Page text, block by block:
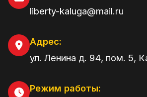
liberty-kaluga@mail.ru
Адрес:
ул. Ленина д. 94, пом. 5,
Режим работы: